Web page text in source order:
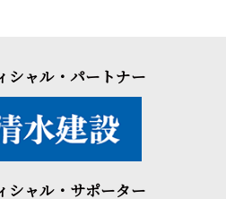
シャル・パートナー
シャル・サポーター